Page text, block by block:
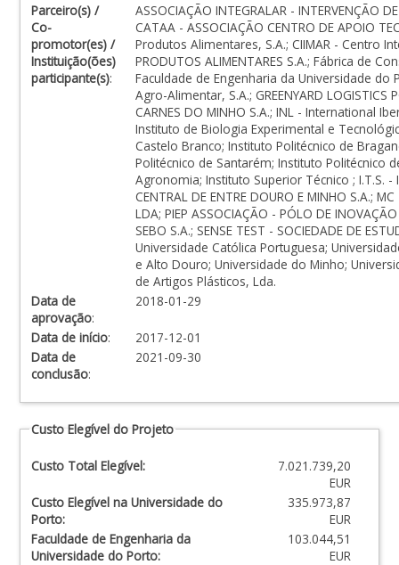
Parceiro(s) /
Co-
promotor(es) /
Instituição(ões)
participante(s):
ASSOCIAÇÃO INTEGRALAR - INTERVENÇÃO
CATAA - ASSOCIAÇÃO CENTRO DE APOIO
Produtos Alimentares, S.A.; CIIMAR - Centro
PRODUTOS ALIMENTARES S.A.; Fábrica de
Faculdade de Engenharia da Universidade do
Agro-Alimentar, S.A.; GREENYARD LOGISTICS
CARNES DO MINHO S.A.; INL - International
Instituto de Biologia Experimental e
Castelo Branco; Instituto Politécnico de
Politécnico de Santarém; Instituto Politécnico
Agronomia; Instituto Superior Técnico ; I.T.S. -
CENTRAL DE ENTRE DOURO E MINHO S.A.;
LDA; PIEP ASSOCIAÇÃO - PÓLO DE
SEBO S.A.; SENSE TEST - SOCIEDADE DE
Universidade Católica Portuguesa;
e Alto Douro; Universidade do Minho;
de Artigos Plásticos, Lda.
Data de
aprovação:
2018-01-29
Data de início:
2017-12-01
Data de
conclusão:
2021-09-30
Custo Elegível do Projeto
Custo Total Elegível:
7.021.739,20
EUR
Custo Elegível na Universidade do
Porto:
335.973,87
EUR
Faculdade de Engenharia da
Universidade do Porto:
103.044,51
EUR